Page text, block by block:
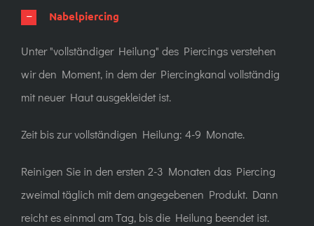
Nabelpiercing
Unter "vollständiger Heilung" des Piercings verstehen
wir den Moment, in dem der Piercingkanal vollständig
mit neuer Haut ausgekleidet ist.
Zeit bis zur vollständigen Heilung: 4-9 Monate.
Reinigen Sie in den ersten 2-3 Monaten das Piercing
zweimal täglich mit dem angegebenen Produkt. Dann
reicht es einmal am Tag, bis die Heilung beendet ist.